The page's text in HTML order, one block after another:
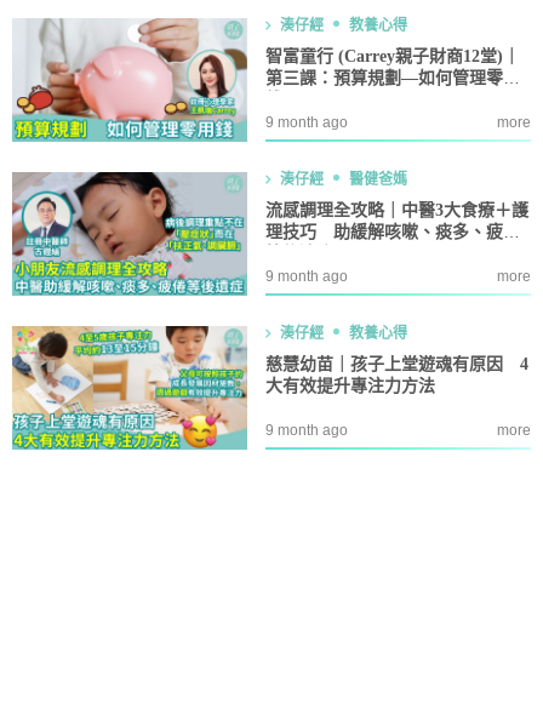
湊仔經 教養心得
智富童行 (Carrey親子財商12堂)｜
第三課：預算規劃—如何管理零用
9 month ago more
湊仔經 醫健爸媽
流感調理全攻略｜中醫3大食療＋護
理技巧 助緩解咳嗽、痰多、疲倦
9 month ago more
湊仔經 教養心得
慈慧幼苗｜孩子上堂遊魂有原因 4
大有效提升專注力方法
9 month ago more